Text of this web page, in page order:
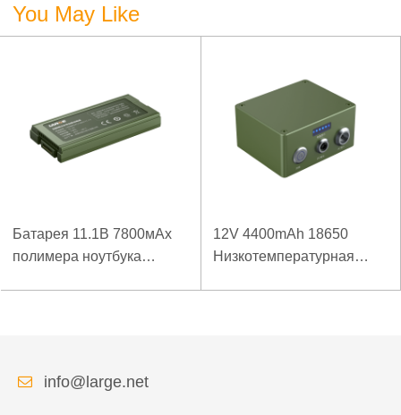
You May Like
Батарея 11.1В 7800мАх
полимера ноутбука
12V 4400mAh 18650
Низкотемпературная
info@large.net